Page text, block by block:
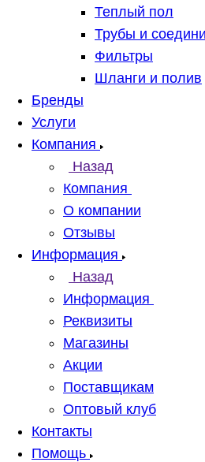
Теплый пол
Трубы и
Фильтры
Шланги и полив
Бренды
Услуги
Компания
Назад
Компания
О компании
Отзывы
Информация
Назад
Информация
Реквизиты
Магазины
Акции
Поставщикам
Оптовый клуб
Контакты
Помощь